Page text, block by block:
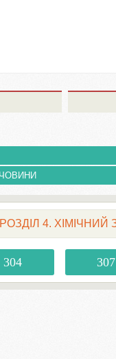
- РОЗДІЛ 4.
304 307